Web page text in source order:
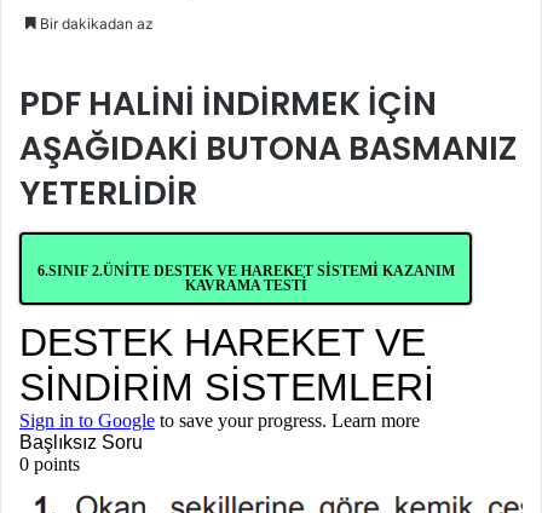
Bir dakikadan az
PDF HALİNİ İNDİRMEK İÇİN
AŞAĞIDAKİ BUTONA BASMANIZ
YETERLİDİR
6.SINIF 2.ÜNİTE DESTEK VE HAREKET SİSTEMİ KAZANIM
KAVRAMA TESTİ